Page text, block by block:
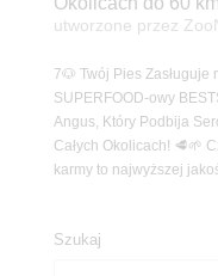
utworzone przez
7🐶 Twój Pies
SUPERFOOD-owy
Angus, Który Podbija
Całych Okolicach! 🥩🌱
karmy to najwyższej
Szukaj